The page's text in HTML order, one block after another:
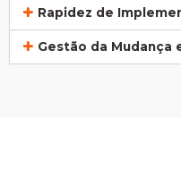
Rapidez de
Gestão da Mudança